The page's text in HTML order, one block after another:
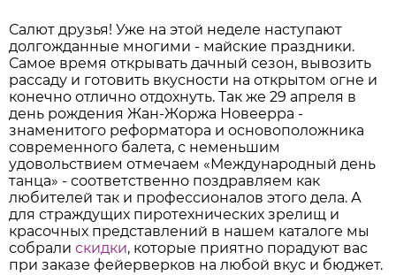
Салют друзья! Уже на этой неделе наступают
долгожданные многими - майские праздники.
Самое время открывать дачный сезон, вывозить
рассаду и готовить вкусности на открытом огне и
конечно отлично отдохнуть. Так же 29 апреля в
день рождения Жан-Жоржа Новеерра -
знаменитого реформатора и основоположника
современного балета, с неменьшим
удовольствием отмечаем «Международный день
танца» - соответственно поздравляем как
любителей так и профессионалов этого дела. А
для страждущих пиротехнических зрелищ и
красочных представлений в нашем каталоге мы
собрали скидки, которые приятно порадуют вас
при заказе фейерверков на любой вкус и бюджет.